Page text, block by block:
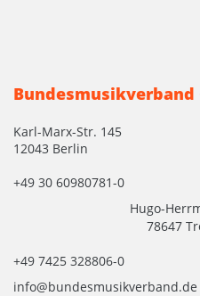
Bundesmusikverband
Karl-Marx-Str. 145
12043 Berlin
+49 30 60980781-0
Hugo-
78647
+49 7425 328806-0
info@bundesmusikverband.de